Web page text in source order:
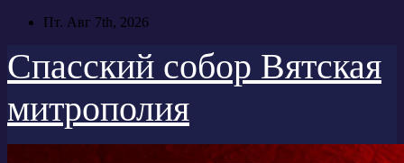
Перейти
содержимому
Пт. Авг 7th, 2026
Спасский собор Вятская
митрополия